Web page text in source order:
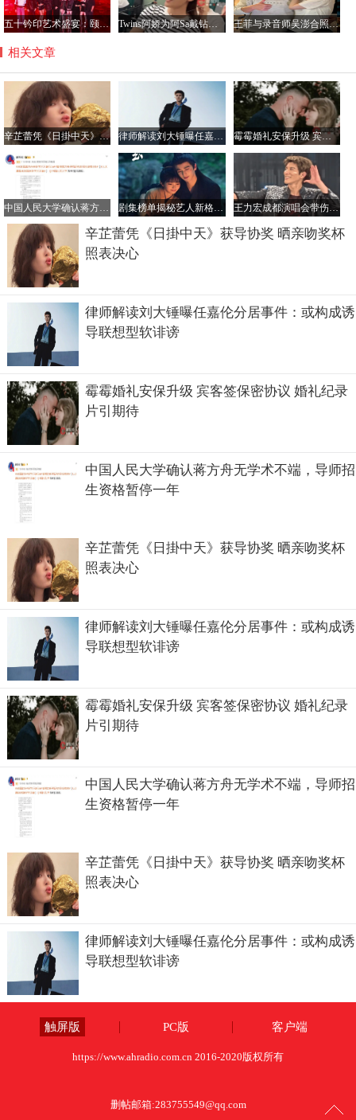
五十钤印艺术盛宴：颐和园星光璀璨，群星共铸艺术新篇章 Twins阿娇为阿Sa戴钻石项链，阿Sa宣布结婚感情稳定 王菲与录音师吴澎合照曝光，56岁状态惊艳引热议
相关文章
辛芷蕾凭《日掛中天》获导协奖 晒亲吻奖杯照表决心 律师解读刘大锤曝任嘉伦分居事件：或构成诱导联想型软诽谤 霉霉婚礼安保升级 宾客签保密协议 婚礼纪录片引期待
中国人民大学确认蒋方舟无学术不端，导师招生资格暂停一年 剧集榜单揭秘艺人新格局：杨紫刘浩存正剧赛道崛起，张凌赫能否跻身顶流？ 王力宏成都演唱会带伤献艺：麻药退后巨痛难忍，粉丝助力疼痛消散
辛芷蕾凭《日掛中天》获导协奖 晒亲吻奖杯
照表决心
律师解读刘大锤曝任嘉伦分居事件：或构成诱
导联想型软诽谤
霉霉婚礼安保升级 宾客签保密协议 婚礼纪录
片引期待
中国人民大学确认蒋方舟无学术不端，导师招
生资格暂停一年
辛芷蕾凭《日掛中天》获导协奖 晒亲吻奖杯
照表决心
律师解读刘大锤曝任嘉伦分居事件：或构成诱
导联想型软诽谤
霉霉婚礼安保升级 宾客签保密协议 婚礼纪录
片引期待
中国人民大学确认蒋方舟无学术不端，导师招
生资格暂停一年
辛芷蕾凭《日掛中天》获导协奖 晒亲吻奖杯
照表决心
律师解读刘大锤曝任嘉伦分居事件：或构成诱
导联想型软诽谤
触屏版 PC版 客户端
https://www.ahradio.com.cn 2016-2020版权所有
删帖邮箱:283755549@qq.com